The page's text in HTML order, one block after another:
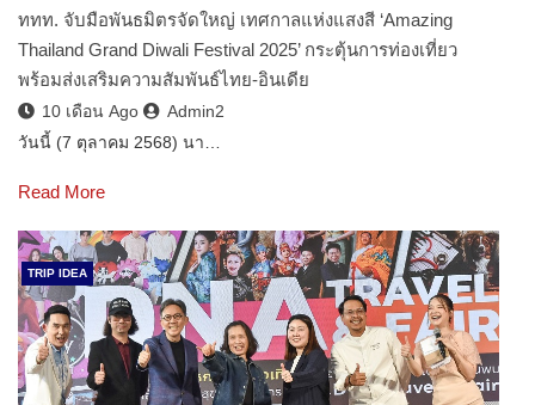
ททท. จับมือพันธมิตรจัดใหญ่ เทศกาลแห่งแสงสี ‘Amazing
Thailand Grand Diwali Festival 2025’ กระตุ้นการท่องเที่ยว
พร้อมส่งเสริมความสัมพันธ์ไทย-อินเดีย
10 เดือน Ago
Admin2
วันนี้ (7 ตุลาคม 2568) นา…
Read More
TRIP IDEA